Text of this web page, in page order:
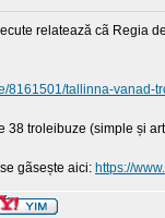
relatează cã Regia
8161501/tallinna-vanad-
38 troleibuze (simple și
gãsește aici: https://